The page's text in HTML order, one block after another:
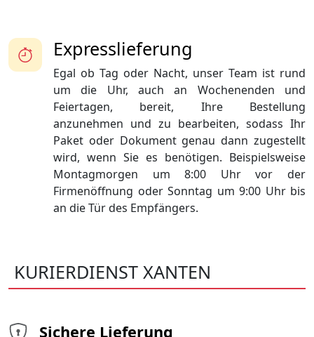
Expresslieferung
Egal ob Tag oder Nacht, unser Team ist rund
um die Uhr, auch an Wochenenden und
Feiertagen, bereit, Ihre Bestellung
anzunehmen und zu bearbeiten, sodass Ihr
Paket oder Dokument genau dann zugestellt
wird, wenn Sie es benötigen. Beispielsweise
Montagmorgen um 8:00 Uhr vor der
Firmenöffnung oder Sonntag um 9:00 Uhr bis
an die Tür des Empfängers.
KURIERDIENST XANTEN
Sichere Lieferung